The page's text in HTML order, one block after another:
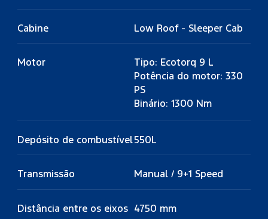
Cabine Low Roof - Sleeper Cab
Motor
Tipo: Ecotorq 9 L
Potência do motor: 330
PS
Binário: 1300 Nm
Depósito de combustível550L
Transmissão Manual / 9+1 Speed
Distância entre os eixos 4750 mm